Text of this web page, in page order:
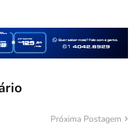
Próxima Postagem